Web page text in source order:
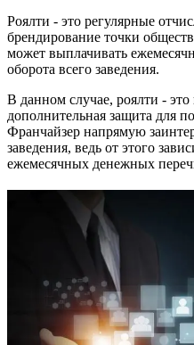
Роялти - это регулярные
брендирование точки
может выплачивать
оборота всего заведения.
В данном случае, роялти -
дополнительная защита для
Франчайзер напрямую
заведения, ведь от этого
ежемесячных денежных